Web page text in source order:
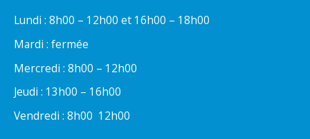
Lundi : 8h00 – 12h00 et 16h00 – 18h00
Mardi : fermée
Mercredi : 8h00 – 12h00
Jeudi : 13h00 – 16h00
Vendredi : 8h00  12h00